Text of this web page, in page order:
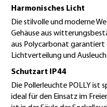
Harmonisches Licht
Die stilvolle und moderne
Gehäuse aus
aus Polycarbonat garantiert
Lichtverteilung und
Schutzart IP44
Die Pollerleuchte POLLY ist
ideal für den Einsatz im